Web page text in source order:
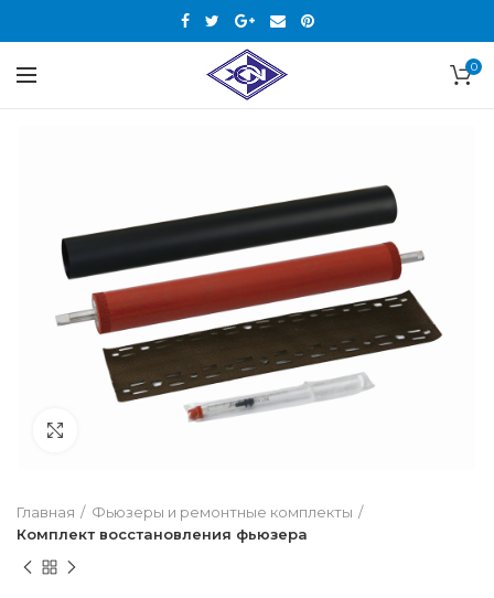
0
Главная
Фьюзеры и ремонтные комплекты
Комплект восстановления фьюзера